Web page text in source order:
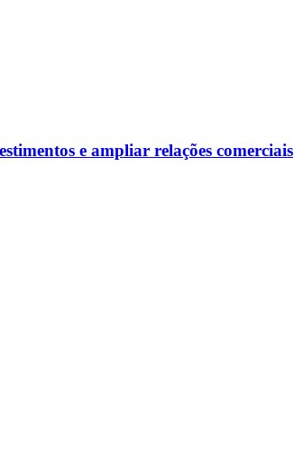
e ampliar relações comerciais